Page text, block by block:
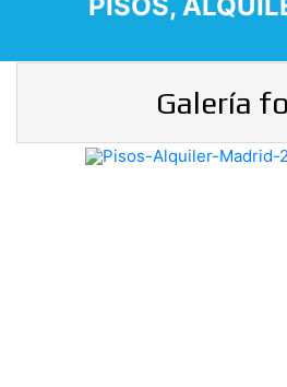
Galería